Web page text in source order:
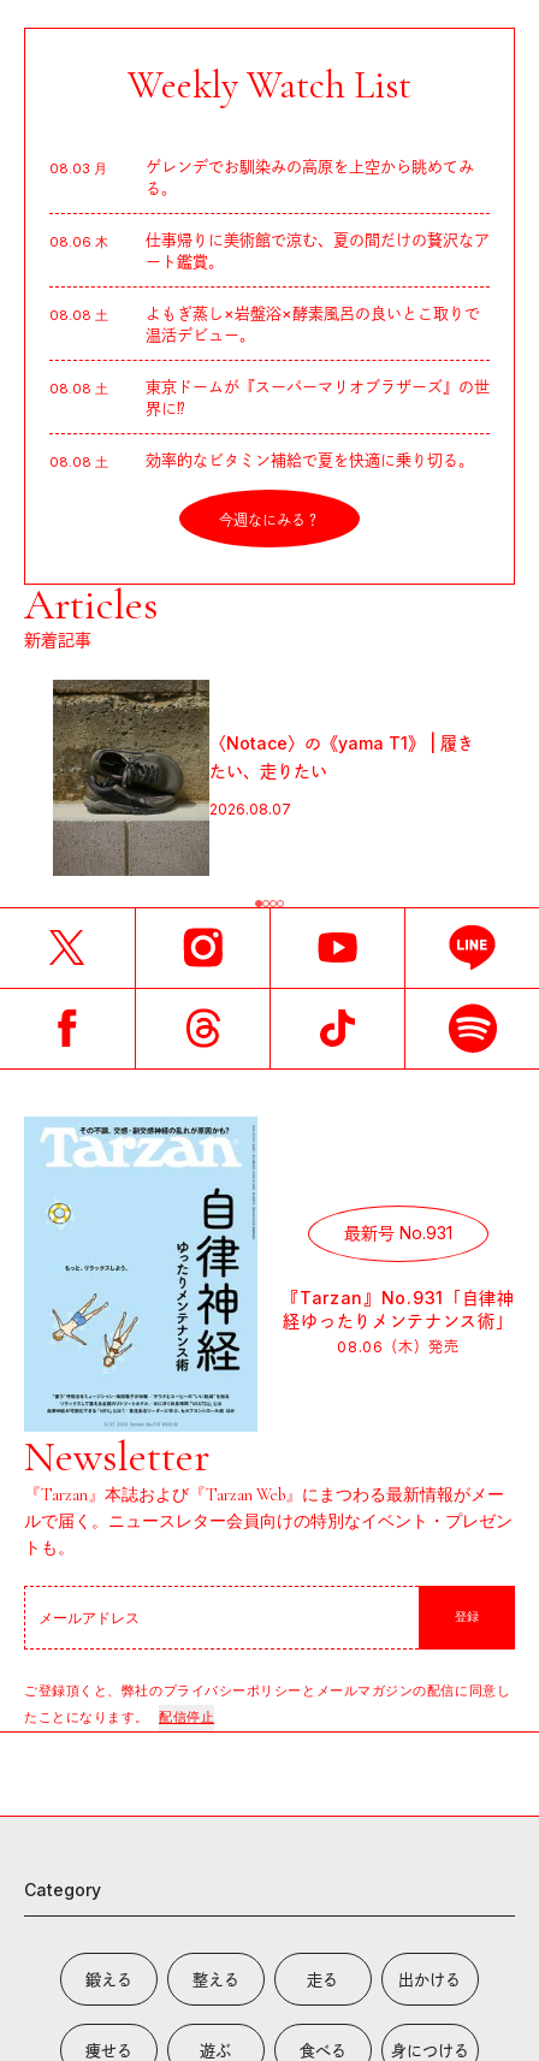
Weekly Watch List
08.03 月
ゲレンデでお馴染みの高原を上空から眺めてみ
る。
08.06 木
仕事帰りに美術館で涼む、夏の間だけの贅沢なア
ート鑑賞。
08.08 土
よもぎ蒸し×岩盤浴×酵素風呂の良いとこ取りで
温活デビュー。
08.08 土
東京ドームが『スーパーマリオブラザーズ』の世
界に⁉︎
08.08 土 効率的なビタミン補給で夏を快適に乗り切る。
今週なにみる？
Articles
新着記事
スメ。「FUJI ROCK
FESTIVAL’26」テント訪問スナッ
最新号 No.931
『Tarzan』No.931「自律神
経ゆったりメンテナンス術」
08.06（木）発売
Newsletter
『Tarzan』本誌および『Tarzan Web』にまつわる最新情報がメー
ルで届く。ニュースレター会員向けの特別なイベント・プレゼン
トも。
登録
ご登録頂くと、弊社のプライバシーポリシーとメールマガジンの配信に同意し
たことになります。
配信停止
Category
鍛える 整える 走る 出かける
痩せる 遊ぶ 食べる 身につける